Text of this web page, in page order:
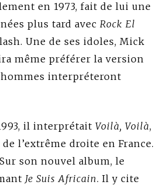
en 1973, fait de lui une
plus tard avec Rock El
Une de ses idoles, Mick
même préférer la version
hommes interpréteront
il interprétait Voilà, Voilà,
l’extrême droite en France.
son nouvel album, le
Je Suis Africain. Il y cite